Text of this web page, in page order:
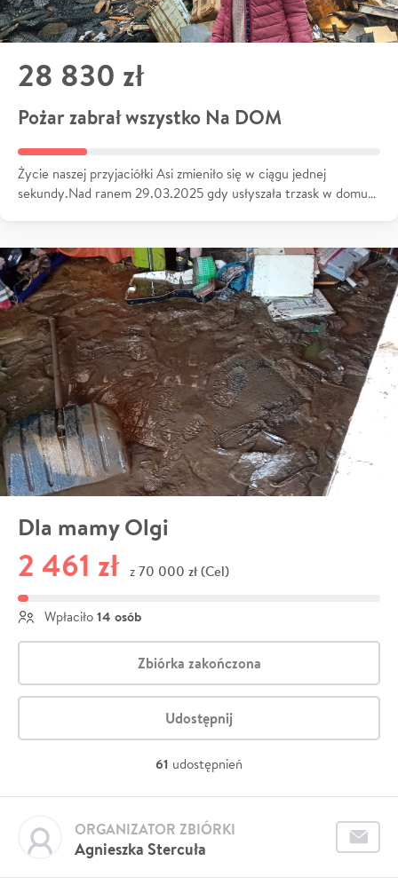
28 830 zł
Pożar zabrał wszystko Na DOM
Życie naszej przyjaciółki Asi zmieniło się w ciągu jednej
sekundy.Nad ranem 29.03.2025 gdy usłyszała trzask w domu…
Dla mamy Olgi
2 461 zł z 70 000 zł (Cel)
Wpłaciło 14 osób
Zbiórka zakończona
Udostępnij
61 udostępnień
Agnieszka Stercuła
ORGANIZATOR ZBIÓRKI